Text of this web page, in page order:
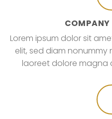
COMPANY
Lorem ipsum dolor sit
elit, sed diam
laoreet dolore magna